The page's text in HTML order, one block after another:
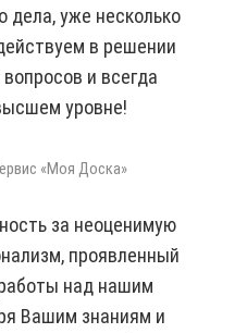
дела, уже несколько
в решении
и всегда
уровне!
«Моя Доска»
за неоценимую
проявленный
над нашим
Вашим знаниям и